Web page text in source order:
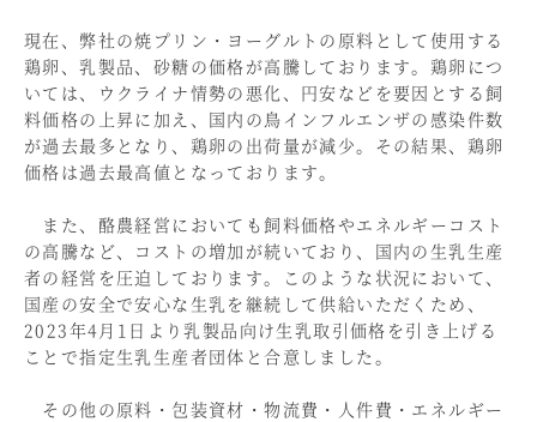
現在、弊社の焼プリン・ヨーグルトの原料として使用する
鶏卵、乳製品、砂糖の価格が高騰しております。鶏卵につ
いては、ウクライナ情勢の悪化、円安などを要因とする飼
料価格の上昇に加え、国内の鳥インフルエンザの感染件数
が過去最多となり、鶏卵の出荷量が減少。その結果、鶏卵
価格は過去最高値となっております。
また、酪農経営においても飼料価格やエネルギーコスト
の高騰など、コストの増加が続いており、国内の生乳生産
者の経営を圧迫しております。このような状況において、
国産の安全で安心な生乳を継続して供給いただくため、
2023年4月1日より乳製品向け生乳取引価格を引き上げる
ことで指定生乳生産者団体と合意しました。
その他の原料・包装資材・物流費・人件費・エネルギー